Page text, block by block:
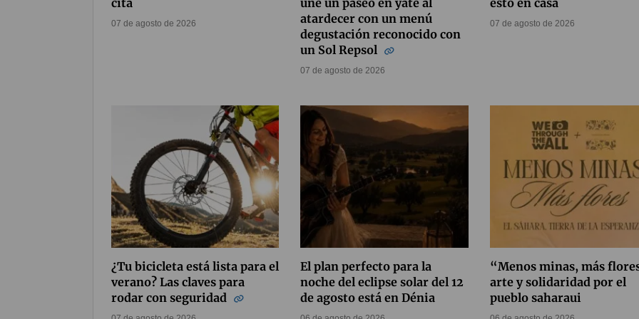
07 de agosto de 2026
atardecer con un menú
degustación reconocido con
un Sol Repsol
07 de agosto de 2026
07 de agosto de 2026
¿Tu bicicleta está lista para el
verano? Las claves para
rodar con seguridad
El plan perfecto para la
noche del eclipse solar del 12
de agosto está en Dénia
“Menos minas, más
arte y solidaridad por el
pueblo saharaui